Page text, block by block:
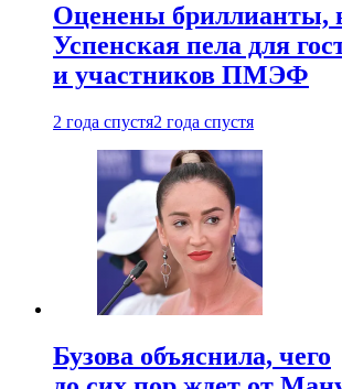
Оценены бриллианты,
Успенская пела для
и участников ПМЭФ
2 года спустя2 года спустя
Бузова объяснила, чего